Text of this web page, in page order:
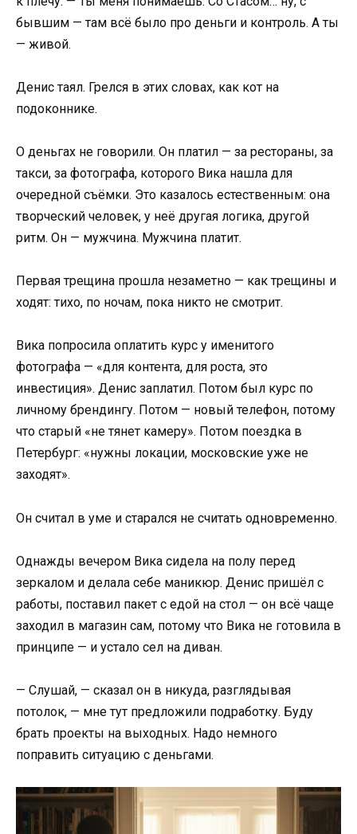
бывшим — там всё было про деньги и контроль. А ты
— живой.
Денис таял. Грелся в этих словах, как кот на
подоконнике.
О деньгах не говорили. Он платил — за рестораны, за
такси, за фотографа, которого Вика нашла для
очередной съёмки. Это казалось естественным: она
творческий человек, у неё другая логика, другой
ритм. Он — мужчина. Мужчина платит.
Первая трещина прошла незаметно — как трещины и
ходят: тихо, по ночам, пока никто не смотрит.
Вика попросила оплатить курс у именитого
фотографа — «для контента, для роста, это
инвестиция». Денис заплатил. Потом был курс по
личному брендингу. Потом — новый телефон, потому
что старый «не тянет камеру». Потом поездка в
Петербург: «нужны локации, московские уже не
заходят».
Он считал в уме и старался не считать одновременно.
Однажды вечером Вика сидела на полу перед
зеркалом и делала себе маникюр. Денис пришёл с
работы, поставил пакет с едой на стол — он всё чаще
заходил в магазин сам, потому что Вика не готовила в
принципе — и устало сел на диван.
— Слушай, — сказал он в никуда, разглядывая
потолок, — мне тут предложили подработку. Буду
брать проекты на выходных. Надо немного
поправить ситуацию с деньгами.